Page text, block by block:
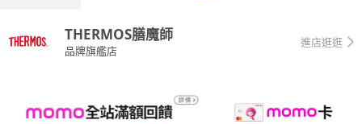
THERMOS膳魔師
品牌旗艦店
進店逛逛